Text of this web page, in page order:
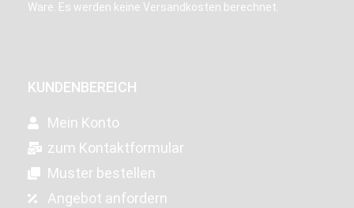
Ware. Es werden keine Versandkosten berechnet.
KUNDENBEREICH
Mein Konto
zum Kontaktformular
Muster bestellen
Angebot anfordern